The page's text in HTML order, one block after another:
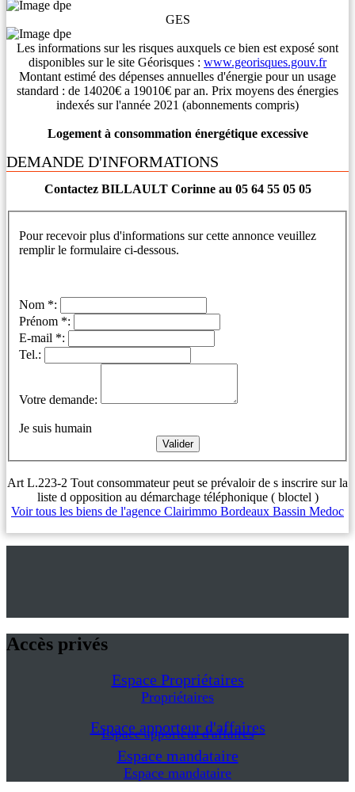
GES
Les informations sur les risques auxquels ce bien est exposé sont
disponibles sur le site Géorisques : www.georisques.gouv.fr
Montant estimé des dépenses annuelles d'énergie pour un usage
standard : de 14020€ a 19010€ par an. Prix moyens des énergies
indexés sur l'année 2021 (abonnements compris)
Logement à consommation énergétique excessive
DEMANDE D'INFORMATIONS
Contactez BILLAULT Corinne au 05 64 55 05 05
Pour recevoir plus d'informations sur cette annonce veuillez
remplir le formulaire ci-dessous.
Nom *:
Prénom *:
E-mail *:
Tel.:
Votre demande:
Je suis humain
Art L.223-2 Tout consommateur peut se prévaloir de s inscrire sur la
liste d opposition au démarchage téléphonique ( bloctel )
Voir tous les biens de l'agence Clairimmo Bordeaux Bassin Medoc
Accès privés
Espace Propriétaires
Propriétaires
Espace apporteur d'affaires
Espace apporteur d'affaires
Espace mandataire
Espace mandataire